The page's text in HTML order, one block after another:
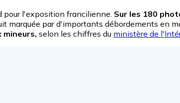
l'exposition francilienne. Sur les 180
marquée par d'importants débordements en
selon les chiffres du ministère de